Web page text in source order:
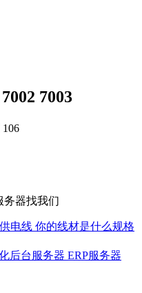
7003
106
电线 你的线材是什么规格
后台服务器 ERP服务器